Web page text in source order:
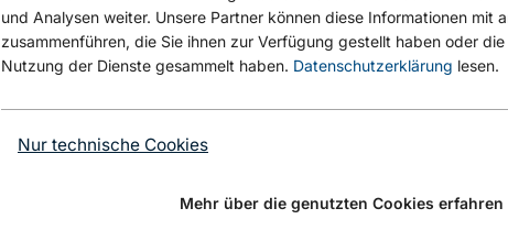
16SUCHERGEBNISSE Karte anzeigen
🞙
FAMILIENPARADIES
SPORTHOTEL
und Analysen weiter. Unsere Partner können diese Informationen mit
zusammenführen, die Sie ihnen zur Verfügung gestellt haben oder die
Nutzung der Dienste gesammelt haben. Datenschutzerklärung lesen.
Nur technische Cookies
Mehr über die genutzten Cookies erfahren